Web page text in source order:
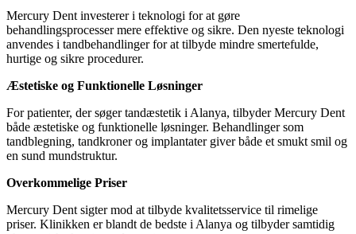
Mercury Dent investerer i teknologi for at gøre
behandlingsprocesser mere effektive og sikre. Den nyeste teknologi
anvendes i tandbehandlinger for at tilbyde mindre smertefulde,
hurtige og sikre procedurer.
Æstetiske og Funktionelle Løsninger
For patienter, der søger tandæstetik i Alanya, tilbyder Mercury Dent
både æstetiske og funktionelle løsninger. Behandlinger som
tandblegning, tandkroner og implantater giver både et smukt smil og
en sund mundstruktur.
Overkommelige Priser
Mercury Dent sigter mod at tilbyde kvalitetsservice til rimelige
priser. Klinikken er blandt de bedste i Alanya og tilbyder samtidig